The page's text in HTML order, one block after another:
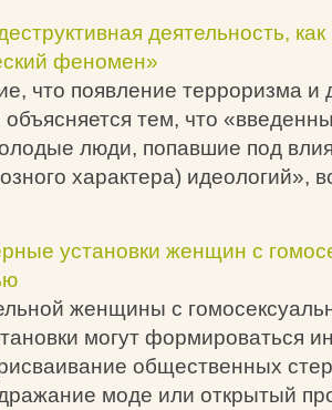
деятельность,
феномен»
что появление терроризма и
объясняется тем, что
люди, попавшие под
характера) идеологий»,
установки женщин с
женщины с
могут формироваться
общественных
моде или открытый